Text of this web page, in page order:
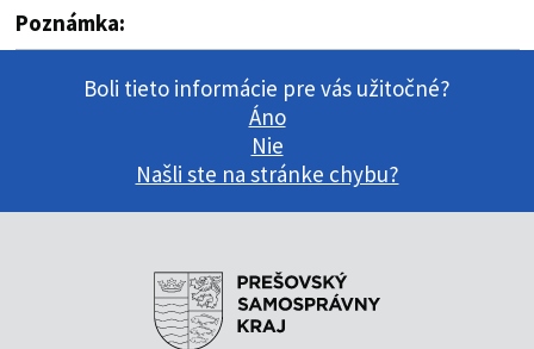
Poznámka:
Boli tieto informácie pre vás užitočné?
Áno
Nie
Našli ste na stránke chybu?